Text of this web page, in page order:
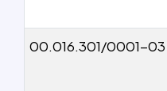
00.016.301/0001-03